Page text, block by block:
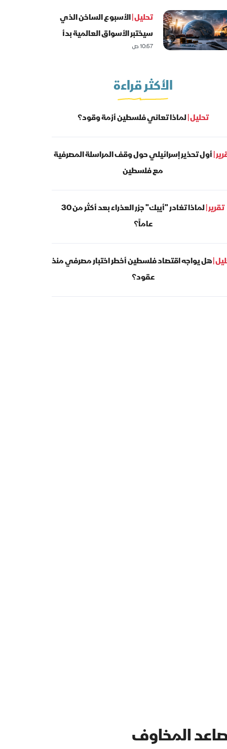
تحليل |الأسبوع الساخن الذي
سيختبر الأسواق العالمية بدأ
10:57 ص
الأكثر قراءة
تحليل |لماذا تعاني فلسطين أزمة وقود؟
|أول تحذير إسرائيلي حول وقف المراسلة المصرفية
مع فلسطين
تقرير |
لماذا تغادر "أيبك" جزر العذراء بعد أكثر من 30
عاماً؟
|هل يواجه اقتصاد فلسطين أخطر اختبار مصرفي منذ
عقود؟
المخاوف